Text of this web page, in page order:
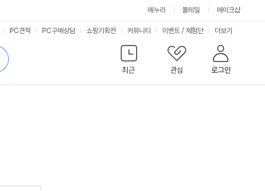
에누리 몰테일 메이크샵
최근
관심 로그인
PC견적 PC구매상담 쇼핑기획전 커뮤니티 이벤트 / 체험단 서
비
스
더보기